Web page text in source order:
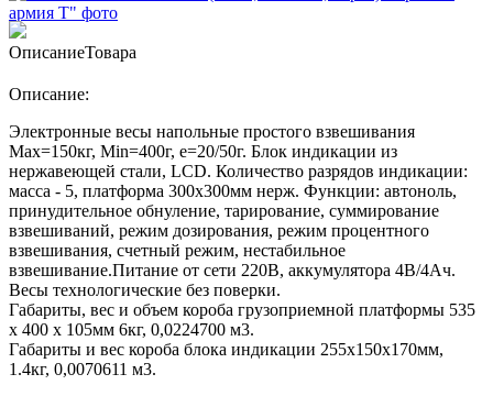
ОписаниеТовара
Описание:
Электронные весы напольные простого взвешивания
Мах=150кг, Min=400г, e=20/50г. Блок индикации из
нержавеющей стали, LСD. Количество разрядов индикации:
масса - 5, платформа 300х300мм нерж. Функции: автоноль,
принудительное обнуление, тарирование, суммирование
взвешиваний, режим дозирования, режим процентного
взвешивания, счетный режим, нестабильное
взвешивание.Питание от сети 220В, аккумулятора 4В/4Ач.
Весы технологические без поверки.
Габариты, вес и объем короба грузоприемной платформы 535
х 400 х 105мм 6кг, 0,0224700 м3.
Габариты и вес короба блока индикации 255х150х170мм,
1.4кг, 0,0070611 м3.